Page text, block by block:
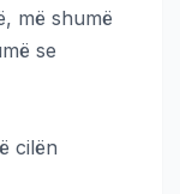
më shumë
se
cilën